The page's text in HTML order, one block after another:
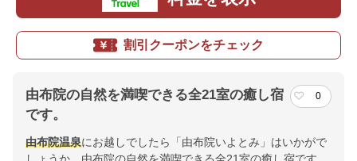
割引クーポンをチェック
由布院の自然を満喫できる全21室の癒し宿
です。
0
由布院温泉にお越しでしたら「由布院いよとみ」はいかがで